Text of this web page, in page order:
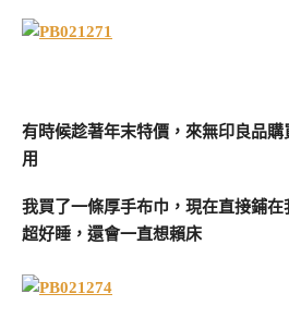
有時候趁著年末特價，來無印良品
用
我買了一條厚手布巾，現在直接鋪
超好睡，還會一直想賴床